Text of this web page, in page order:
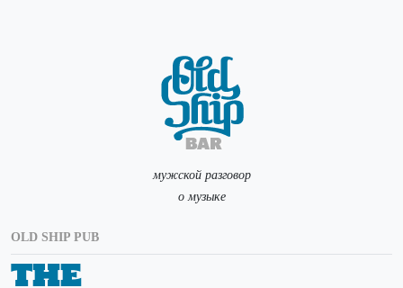
мужской разговор
о музыке
OLD SHIP PUB
The